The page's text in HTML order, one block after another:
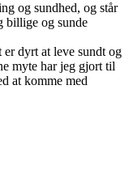
og sundhed, og står
billige og sunde
er dyrt at leve sundt og
myte har jeg gjort til
at komme med